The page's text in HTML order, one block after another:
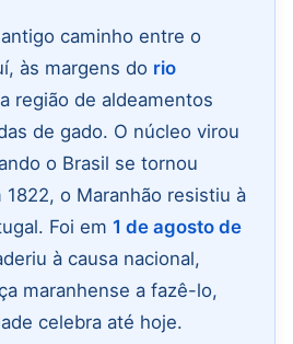
caminho entre o
às margens do rio
região de aldeamentos
de gado. O núcleo virou
o Brasil se tornou
o Maranhão resistiu à
Foi em 1 de agosto de
à causa nacional,
maranhense a fazê-lo,
celebra até hoje.